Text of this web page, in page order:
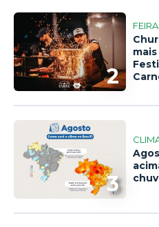
2
3